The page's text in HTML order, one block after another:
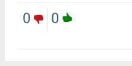
0
0